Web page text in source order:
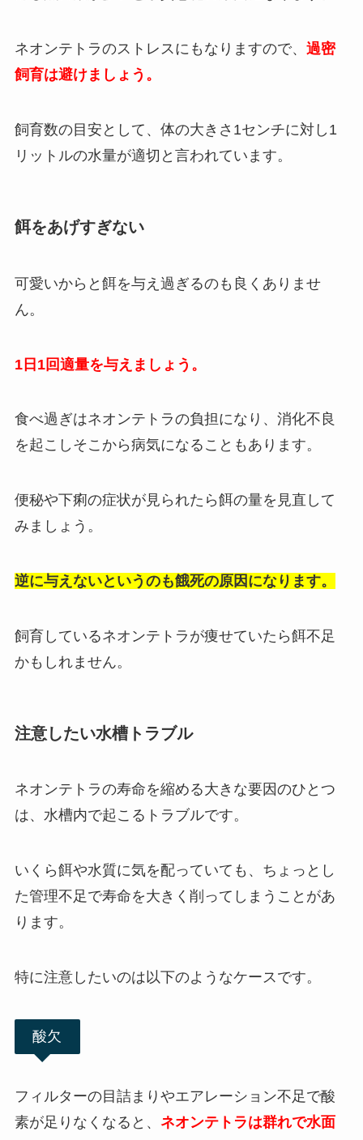
ネオンテトラのストレスにもなりますので、 過密
飼育は避けましょう。
飼育数の目安として、体の大きさ1センチに対し1
リットルの水量が適切と言われています。
餌をあげすぎない
可愛いからと餌を与え過ぎるのも良くありませ
ん。
1日1回適量を与えましょう。
食べ過ぎはネオンテトラの負担になり、消化不良
を起こしそこから病気になることもあります。
便秘や下痢の症状が見られたら餌の量を見直して
みましょう。
逆に与えないというのも餓死の原因になります。
飼育しているネオンテトラが痩せていたら餌不足
かもしれません。
注意したい水槽トラブル
ネオンテトラの寿命を縮める大きな要因のひとつ
は、水槽内で起こるトラブルです。
いくら餌や水質に気を配っていても、ちょっとし
た管理不足で寿命を大きく削ってしまうことがあ
ります。
特に注意したいのは以下のようなケースです。
酸欠
フィルターの目詰まりやエアレーション不足で酸
素が足りなくなると、 ネオンテトラは群れで水面